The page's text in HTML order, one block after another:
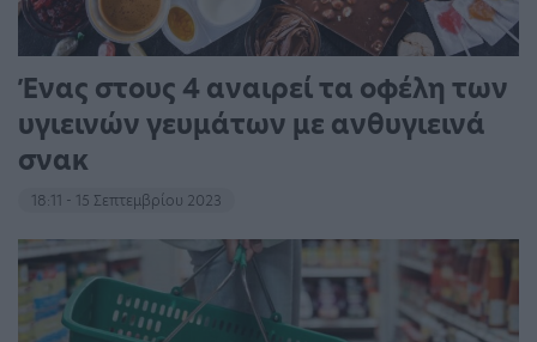
Ένας στους 4 αναιρεί τα οφέλη των
υγιεινών γευμάτων με ανθυγιεινά
σνακ
18:11 - 15 Σεπτεμβρίου 2023